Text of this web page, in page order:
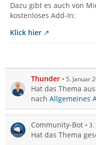
Dazu gibt es auch von
kostenloses Add-In:
Klick hier
Thunder 5. Januar
Hat das Thema
nach Allgemeines
Community-Bot 3.
Hat das Thema